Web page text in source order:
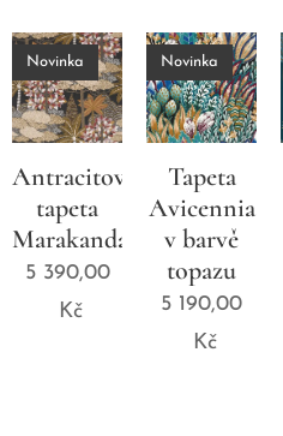
Antracitová
tapeta
Marakanda
Novinka
5 390,00
Kč
Tapeta
Avicennia
v barvě
topazu
Novinka
5 190,00
Kč